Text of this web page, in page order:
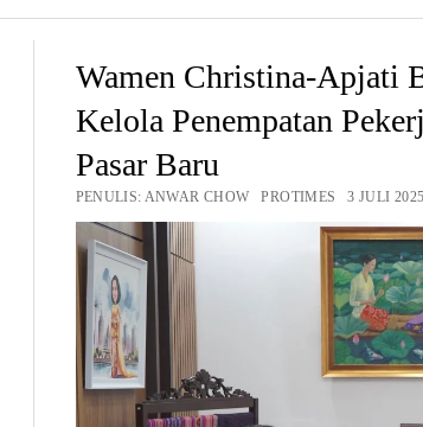
Wamen Christina-Apjati
Kelola Penempatan
Pasar Baru
PENULIS: ANWAR CHOW PROTIMES 3 JULI